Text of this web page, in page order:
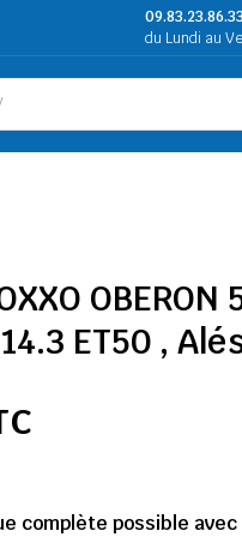
du Lundi au
OBERON
ET50 ,
complète possible